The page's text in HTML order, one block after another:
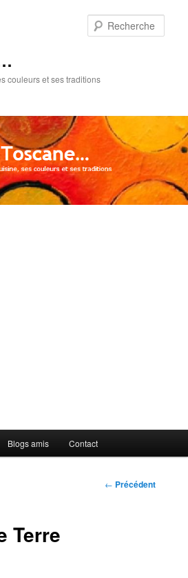
couleurs et ses traditions
Blogs amis Contact
Navigation
← Précédent
Terre